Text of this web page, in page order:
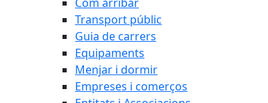
Transport públic
Guia de carrers
Equipaments
Menjar i dormir
Empreses i comerços